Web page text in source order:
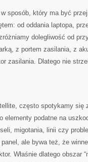
sposób, który ma być
od oddania laptopa,
dolegliwość od
z portem zasilania, z
zasilania. Dlatego nie
często spotykamy się
elementy podatne na
migotania, linii czy
ale bywa też, że
Właśnie dlatego obszar